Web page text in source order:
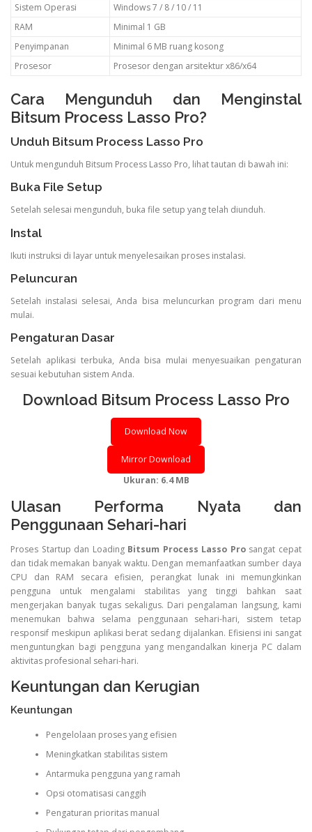
Sistem Operasi
Windows 7 / 8 / 10 / 11
RAM
Minimal 1 GB
Penyimpanan
Minimal 6 MB ruang kosong
Prosesor
Prosesor dengan arsitektur x86/x64
Cara Mengunduh dan Menginstal
Bitsum Process Lasso Pro?
Unduh Bitsum Process Lasso Pro
Untuk mengunduh Bitsum Process Lasso Pro, lihat tautan di bawah ini:
Buka File Setup
Setelah selesai mengunduh, buka file setup yang telah diunduh.
Instal
Ikuti instruksi di layar untuk menyelesaikan proses instalasi.
Peluncuran
Setelah instalasi selesai, Anda bisa meluncurkan program dari menu
mulai.
Pengaturan Dasar
Setelah aplikasi terbuka, Anda bisa mulai menyesuaikan pengaturan
sesuai kebutuhan sistem Anda.
Download Bitsum Process Lasso Pro
Download Now
Mirror Download
Ukuran: 6.4 MB
Ulasan Performa Nyata dan
Penggunaan Sehari-hari
Proses Startup dan Loading Bitsum Process Lasso Prosangat cepat
dan tidak memakan banyak waktu. Dengan memanfaatkan sumber daya
CPU dan RAM secara efisien, perangkat lunak ini memungkinkan
pengguna untuk mengalami stabilitas yang tinggi bahkan saat
mengerjakan banyak tugas sekaligus. Dari pengalaman langsung, kami
menemukan bahwa selama penggunaan sehari-hari, sistem tetap
responsif meskipun aplikasi berat sedang dijalankan. Efisiensi ini sangat
menguntungkan bagi pengguna yang mengandalkan kinerja PC dalam
aktivitas profesional sehari-hari.
Keuntungan dan Kerugian
Keuntungan
Pengelolaan proses yang efisien
Meningkatkan stabilitas sistem
Antarmuka pengguna yang ramah
Opsi otomatisasi canggih
Pengaturan prioritas manual